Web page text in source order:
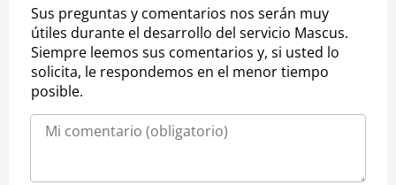
Sus preguntas y comentarios nos serán muy
útiles durante el desarrollo del servicio Mascus.
Siempre leemos sus comentarios y, si usted lo
solicita, le respondemos en el menor tiempo
posible.